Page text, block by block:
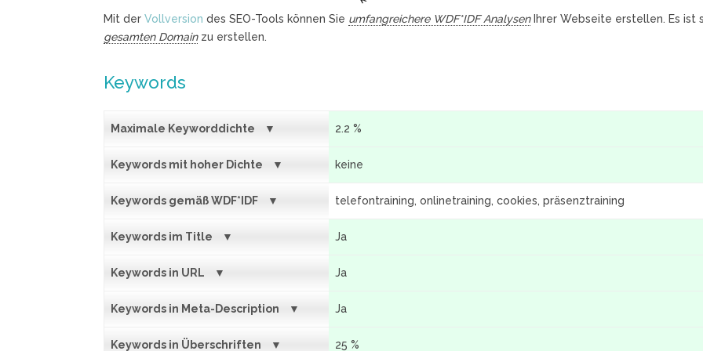
Mit der Vollversion des SEO-Tools können Sie umfangreichere WDF*IDF AnalysenIhrer Webseite erstellen. Es ist
gesamten Domainzu erstellen.
Keywords
Maximale Keyworddichte 2.2 %
Keywords mit hoher Dichte keine
Keywords gemäß WDF*IDF telefontraining, onlinetraining, cookies, präsenztraining
Keywords im Title Ja
Keywords in URL Ja
Keywords in Meta-Description Ja
Keywords in Überschriften 25 %